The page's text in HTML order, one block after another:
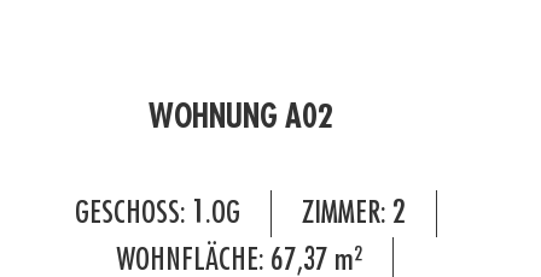
WOHNUNG A02
GESCHOSS: 1.OG ZIMMER: 2
WOHNFLÄCHE: 67,37 m²